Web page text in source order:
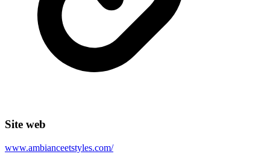
Site web
www.ambianceetstyles.com/